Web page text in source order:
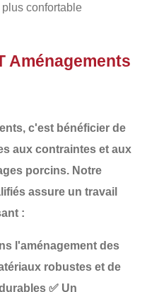
confortable
Aménagements
, c'est bénéficier de
aux contraintes et aux
porcins. Notre
assure un travail
:
l'aménagement des
robustes et de
✅ Un